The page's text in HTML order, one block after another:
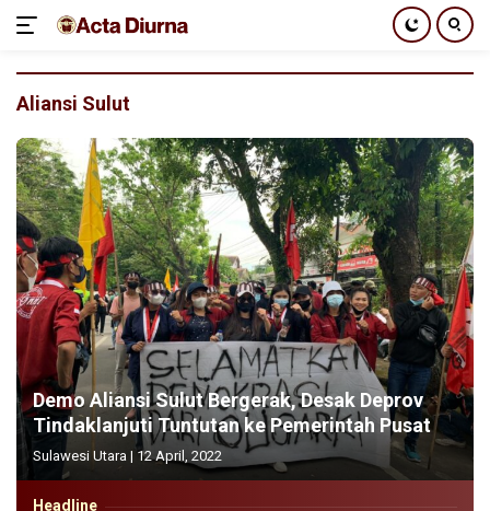
konten
Aliansi Sulut
Demo Aliansi Sulut Bergerak, Desak Deprov
Tindaklanjuti Tuntutan ke Pemerintah Pusat
Sulawesi Utara | 12 April, 2022
Headline